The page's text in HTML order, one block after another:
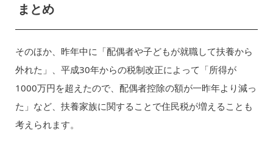
まとめ
そのほか、昨年中に「配偶者や子どもが就職して扶養から
外れた」、平成30年からの税制改正によって「所得が
1000万円を超えたので、配偶者控除の額が一昨年より減っ
た」など、扶養家族に関することで住民税が増えることも
考えられます。